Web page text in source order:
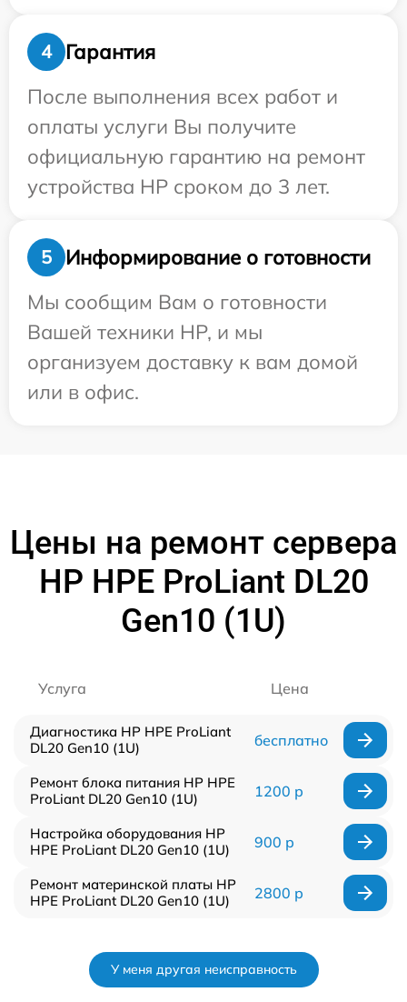
4
Гарантия
После выполнения всех работ и
оплаты услуги Вы получите
официальную гарантию на ремонт
устройства HP сроком до 3 лет.
5
Информирование о готовности
Мы сообщим Вам о готовности
Вашей техники HP, и мы
организуем доставку к вам домой
или в офис.
Цены на ремонт сервера
HP HPE ProLiant DL20
Gen10 (1U)
Услуга Цена
Диагностика HP HPE ProLiant
DL20 Gen10 (1U)
бесплатно
Ремонт блока питания HP HPE
ProLiant DL20 Gen10 (1U)
1200 р
Настройка оборудования HP
HPE ProLiant DL20 Gen10 (1U)
900 р
Ремонт материнской платы HP
HPE ProLiant DL20 Gen10 (1U)
2800 р
У меня другая неисправность